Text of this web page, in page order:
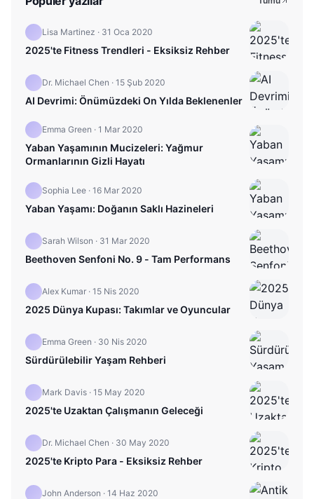
Lisa Martinez · 31 Oca 2020
2025'te Fitness Trendleri - Eksiksiz Rehber
Dr. Michael Chen · 15 Şub 2020
AI Devrimi: Önümüzdeki On Yılda Beklenenler
Emma Green · 1 Mar 2020
Yaban Yaşamının Mucizeleri: Yağmur
Ormanlarının Gizli Hayatı
Sophia Lee · 16 Mar 2020
Yaban Yaşamı: Doğanın Saklı Hazineleri
Sarah Wilson · 31 Mar 2020
Beethoven Senfoni No. 9 - Tam Performans
Alex Kumar · 15 Nis 2020
2025 Dünya Kupası: Takımlar ve Oyuncular
Emma Green · 30 Nis 2020
Sürdürülebilir Yaşam Rehberi
Mark Davis · 15 May 2020
2025'te Uzaktan Çalışmanın Geleceği
Dr. Michael Chen · 30 May 2020
2025'te Kripto Para - Eksiksiz Rehber
John Anderson · 14 Haz 2020